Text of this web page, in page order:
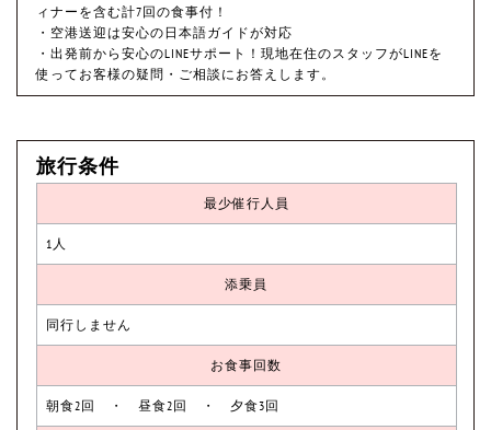
ィナーを含む計7回の食事付！
・空港送迎は安心の日本語ガイドが対応
・出発前から安心のLINEサポート！現地在住のスタッフがLINEを
使ってお客様の疑問・ご相談にお答えします。
旅行条件
最少催行人員
1人
添乗員
同行しません
お食事回数
朝食2回 ・ 昼食2回 ・ 夕食3回